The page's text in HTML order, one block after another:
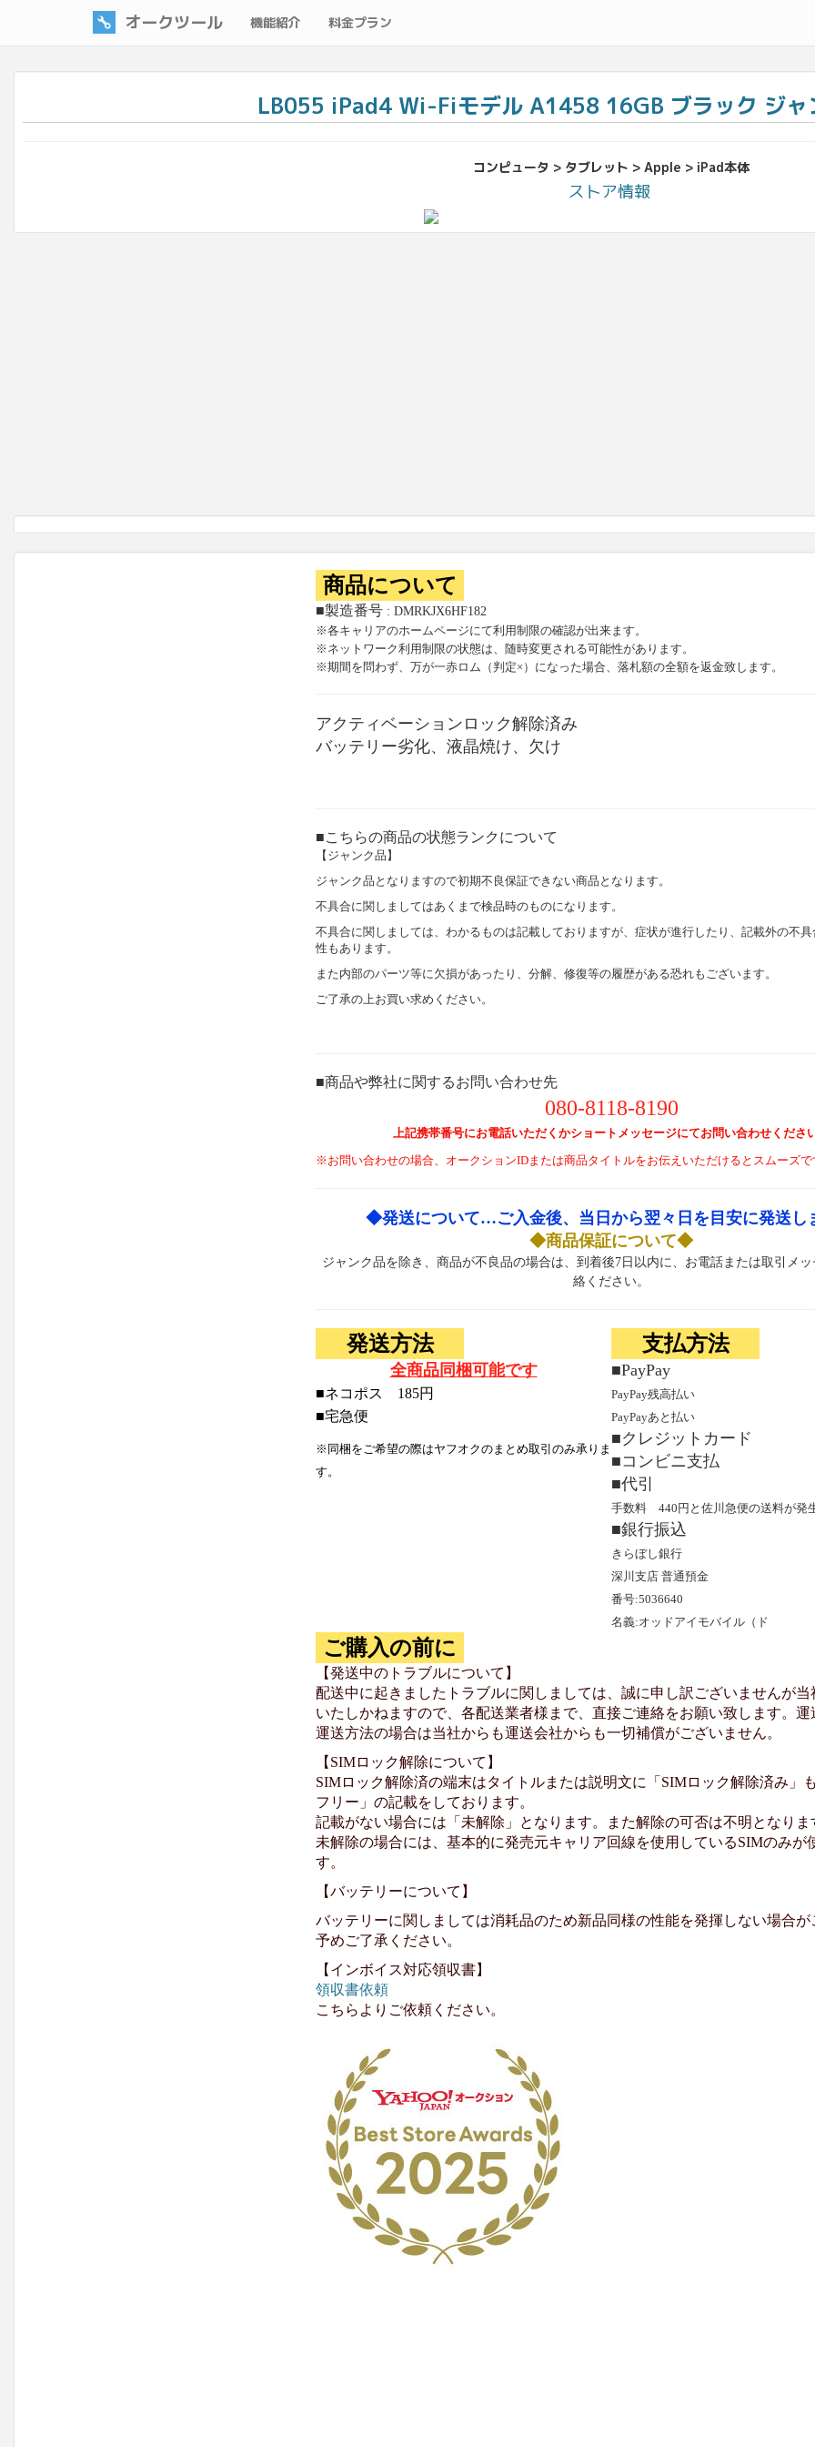
オークツール 機能紹介 料金プラン
LB055 iPad4 Wi-Fiモデル A1458 16GB ブラック ジャ
コンピュータ > タブレット > Apple > iPad本体
ストア情報
商品について
■製造番号 : DMRKJX6HF182
※各キャリアのホームページにて利用制限の確認が出来ます。
※ネットワーク利用制限の状態は、随時変更される可能性があります。
※期間を問わず、万が一赤ロム（判定×）になった場合、落札額の全額を返金致します。
アクティベーションロック解除済み
バッテリー劣化、液晶焼け、欠け
■こちらの商品の状態ランクについて
【ジャンク品】
ジャンク品となりますので初期不良保証できない商品となります。
不具合に関しましてはあくまで検品時のものになります。
不具合に関しましては、わかるものは記載しておりますが、症状が進行したり、記載外の不
性もあります。
また内部のパーツ等に欠損があったり、分解、修復等の履歴がある恐れもございます。
ご了承の上お買い求めください。
■商品や弊社に関するお問い合わせ先
080-8118-8190
上記携帯番号にお電話いただくかショートメッセージにてお問い合わせください
※お問い合わせの場合、オークションIDまたは商品タイトルをお伝えいただけるとスムーズで
◆発送について…ご入金後、当日から翌々日を目安に発送
◆商品保証について◆
ジャンク品を除き、商品が不良品の場合は、到着後7日以内に、お電話または取引メ
絡ください。
発送方法
全商品同梱可能です
■ネコポス 185円
■宅急便
※同梱をご希望の際はヤフオクのまとめ取引のみ承りま
す。
支払方法
■PayPay
PayPay残高払い
PayPayあと払い
■クレジットカード
■コンビニ支払
■代引
手数料 440円と佐川急便の送料が発
■銀行振込
きらぼし銀行
深川支店 普通預金
番号:5036640
名義:オッドアイモバイル（ド
ご購入の前に
【発送中のトラブルについて】
配送中に起きましたトラブルに関しましては、誠に申し訳ございませんが当
いたしかねますので、各配送業者様まで、直接ご連絡をお願い致します。運
運送方法の場合は当社からも運送会社からも一切補償がございません。
【SIMロック解除について】
SIMロック解除済の端末はタイトルまたは説明文に「SIMロック解除済み」
フリー」の記載をしております。
記載がない場合には「未解除」となります。また解除の可否は不明となりま
未解除の場合には、基本的に発売元キャリア回線を使用しているSIMのみが
す。
【バッテリーについて】
バッテリーに関しましては消耗品のため新品同様の性能を発揮しない場合が
予めご了承ください。
【インボイス対応領収書】
領収書依頼
こちらよりご依頼ください。